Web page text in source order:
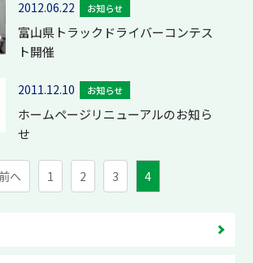
2012.06.22 お知らせ
富山県トラックドライバーコンテス
ト開催
2011.12.10 お知らせ
ホームページリニューアルのお知ら
せ
へ 1 2 3 4